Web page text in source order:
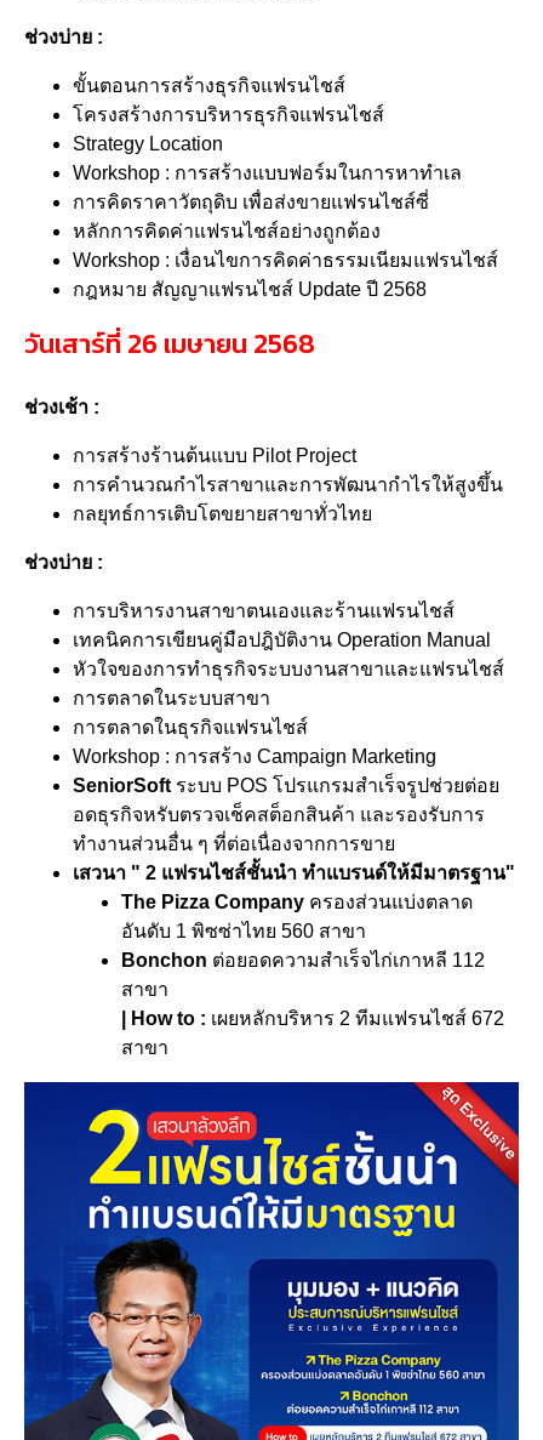
ช่วงบ่าย :
ขั้นตอนการสร้างธุรกิจแฟรนไชส์
โครงสร้างการบริหารธุรกิจแฟรนไชส์
Strategy Location
Workshop : การสร้างแบบฟอร์มในการหาทำเล
การคิดราคาวัตถุดิบ เพื่อส่งขายแฟรนไชส์ซี่
หลักการคิดค่าแฟรนไชส์อย่างถูกต้อง
Workshop : เงื่อนไขการคิดค่าธรรมเนียมแฟรนไชส์
กฎหมาย สัญญาแฟรนไชส์ Update ปี 2568
วันเสาร์ที่ 26 เมษายน 2568
ช่วงเช้า :
การสร้างร้านต้นแบบ Pilot Project
การคำนวณกำไรสาขาและการพัฒนากำไรให้สูงขึ้น
กลยุทธ์การเติบโตขยายสาขาทั่วไทย
ช่วงบ่าย :
การบริหารงานสาขาตนเองและร้านแฟรนไชส์
เทคนิคการเขียนคู่มือปฎิบัติงาน Operation Manual
หัวใจของการทำธุรกิจระบบงานสาขาและแฟรนไชส์
การตลาดในระบบสาขา
การตลาดในธุรกิจแฟรนไชส์
Workshop : การสร้าง Campaign Marketing
SeniorSoft ระบบ POS โปรแกรมสำเร็จรูปช่วยต่อย
อดธุรกิจหรับตรวจเช็คสต็อกสินค้า และรองรับการ
ทำงานส่วนอื่น ๆ ที่ต่อเนื่องจากการขาย
เสวนา " 2 แฟรนไชส์ชั้นนำ ทำแบรนด์ให้มีมาตรฐาน"
The Pizza Company ครองส่วนแบ่งตลาด
อันดับ 1 พิซซ่าไทย 560 สาขา
Bonchon ต่อยอดความสำเร็จไก่เกาหลี 112
สาขา
| How to : เผยหลักบริหาร 2 ทีมแฟรนไชส์ 672
สาขา